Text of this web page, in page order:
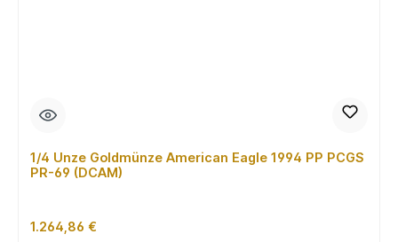
1/4 Unze Goldmünze American Eagle 1994 PP PCGS
PR-69 (DCAM)
Regulärer Preis:
1.264,86 €